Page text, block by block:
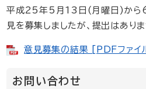
平成25年5月13日(月曜日)から
見を募集しましたが、提出はありま
意見募集の結果 [PDFファイ
お問い合わせ